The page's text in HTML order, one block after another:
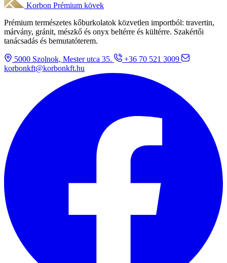
Korbon Prémium kövek
Prémium természetes kőburkolatok közvetlen importból: travertin,
márvány, gránit, mészkő és onyx beltérre és kültérre. Szakértői
tanácsadás és bemutatóterem.
5000 Szolnok, Mester utca 35.
+36 70 521 3009
korbonkft@korbonkft.hu